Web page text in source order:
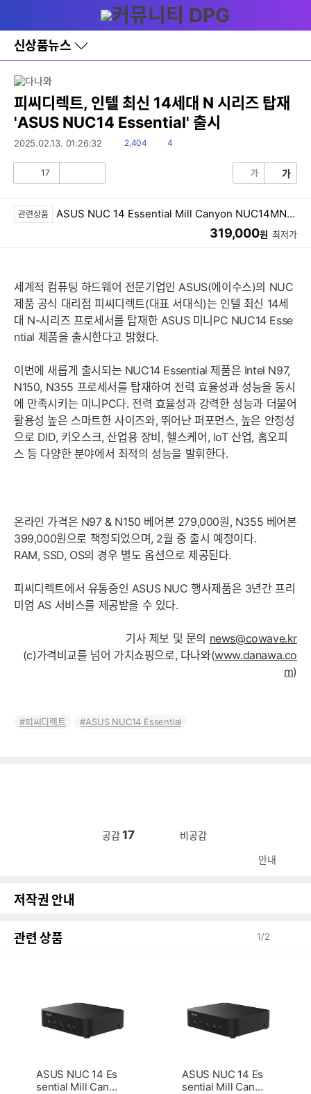
와
홈
신상품뉴스
바
로
레
이
어
토
피씨디렉트, 인텔 최신 14세대 N 시리즈 탑재
'ASUS NUC14 Essential' 출시
2025.02.13. 01:26:32
읽
2,404
댓
4
17 가 가
관련상품 ASUS NUC 14 Essential Mill Canyon NUC14MNK97 (베어본)
319,000원 최저가
세계적 컴퓨팅 하드웨어 전문기업인 ASUS(에이수스)의 NUC
제품 공식 대리점 피씨디렉트(대표 서대식)는 인텔 최신 14세
대 N-시리즈 프로세서를 탑재한 ASUS 미니PC NUC14 Esse
ntial 제품을 출시한다고 밝혔다.
이번에 새롭게 출시되는 NUC14 Essential 제품은 Intel N97,
N150, N355 프로세서를 탑재하여 전력 효율성과 성능을 동시
에 만족시키는 미니PC다. 전력 효율성과 강력한 성능과 더불어
활용성 높은 스마트한 사이즈와, 뛰어난 퍼포먼스, 높은 안정성
으로 DID, 키오스크, 산업용 장비, 헬스케어, IoT 산업, 홈오피
스 등 다양한 분야에서 최적의 성능을 발휘한다.
온라인 가격은 N97 & N150 베어본 279,000원, N355 베어본
399,000원으로 책정되었으며, 2월 중 출시 예정이다.
RAM, SSD, OS의 경우 별도 옵션으로 제공된다.
피씨디렉트에서 유통중인 ASUS NUC 행사제품은 3년간 프리
미엄 AS 서비스를 제공받을 수 있다.
기사 제보 및 문의 news@cowave.kr
(c)가격비교를 넘어 가치쇼핑으로, 다나와(www.danawa.co
m)
피씨디렉트 ASUS NUC14 Essential
공감 17 비공감
안내
저작권 안내
관련 상품 1/2
ASUS NUC 14 Es
sential Mill Canyo
ASUS NUC 14 Es
sential Mill Canyo